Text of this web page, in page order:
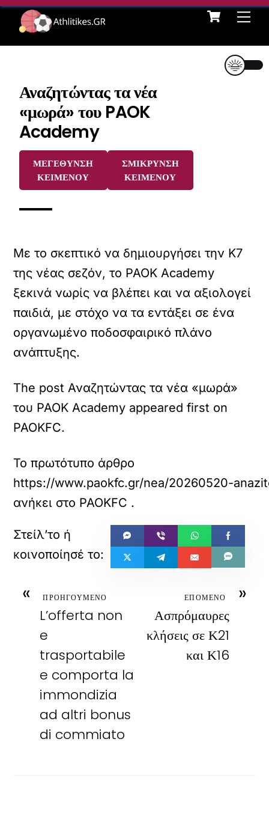
Skip
content
Cart
Αναζητώντας τα νέα
«μωρά» του PAOK
Academy
ΜΕΓΕΘΥΝΣΗ
ΚΕΙΜΕΝΟΥ
ΣΜΙΚΡΥΝΣΗ
ΚΕΙΜΕΝΟΥ
Με το σκεπτικό να δημιουργήσει την Κ7
της νέας σεζόν, το PAOK Academy
ξεκινά νωρίς να βλέπει και να αξιολογεί
παιδιά, με στόχο να τα εντάξει σε ένα
οργανωμένο ποδοσφαιρικό πλάνο
ανάπτυξης.
The post Αναζητώντας τα νέα «μωρά»
του PAOK Academy appeared first on
PAOKFC.
Το πρωτότυπο άρθρο
https://www.paokfc.gr/nea/20260520-
ανήκει στο PAOKFC .
« ΠΡΟΗΓΟΥΜΕΝΟ
L’offerta non
e
trasportabile
e comporta la
immondizia
ad altri bonus
di commiato
»
ΕΠΟΜΕΝΟ
Ασπρόμαυρες
κλήσεις σε Κ21
και Κ16